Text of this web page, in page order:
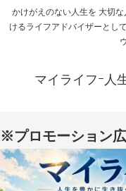
かけがえのない人生を 大切
けるライフアドバイザーとし
マイライフｰ人
※プロモーション広